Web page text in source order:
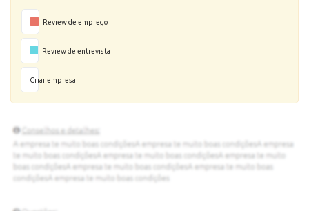
Review de emprego
Review de entrevista
Criar empresa